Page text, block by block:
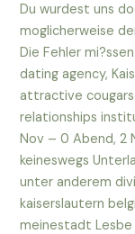
Du wurdest uns
moglicherweise
Die Fehler
dating agency,
attractive cougars
relationships
Nov – 0 Abend, 2
keineswegs
unter anderem
kaiserslautern
meinestadt Lesbe